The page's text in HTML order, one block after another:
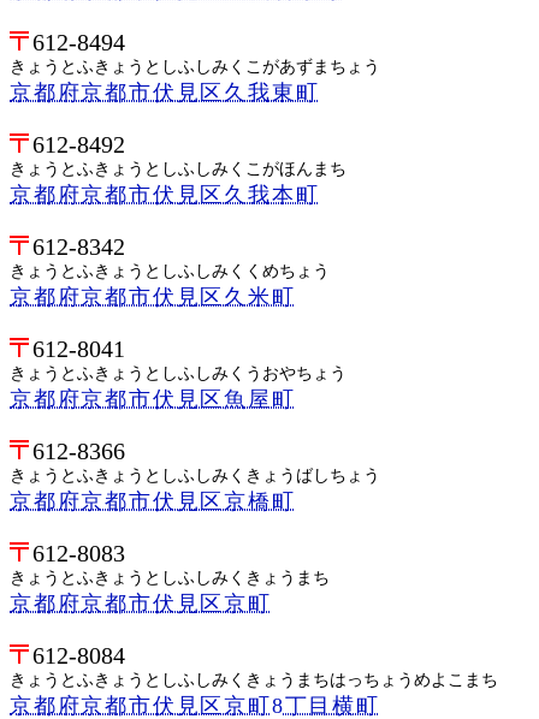
612-8494
きょうとふきょうとしふしみくこがあずまちょう
京都府京都市伏見区久我東町
612-8492
きょうとふきょうとしふしみくこがほんまち
京都府京都市伏見区久我本町
612-8342
きょうとふきょうとしふしみくくめちょう
京都府京都市伏見区久米町
612-8041
きょうとふきょうとしふしみくうおやちょう
京都府京都市伏見区魚屋町
612-8366
きょうとふきょうとしふしみくきょうばしちょう
京都府京都市伏見区京橋町
612-8083
きょうとふきょうとしふしみくきょうまち
京都府京都市伏見区京町
612-8084
きょうとふきょうとしふしみくきょうまちはっちょうめよこまち
京都府京都市伏見区京町8丁目横町